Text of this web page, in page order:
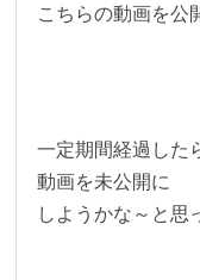
こちらの動画を公
一定期間経過した
動画を未公開に
しようかな～と思